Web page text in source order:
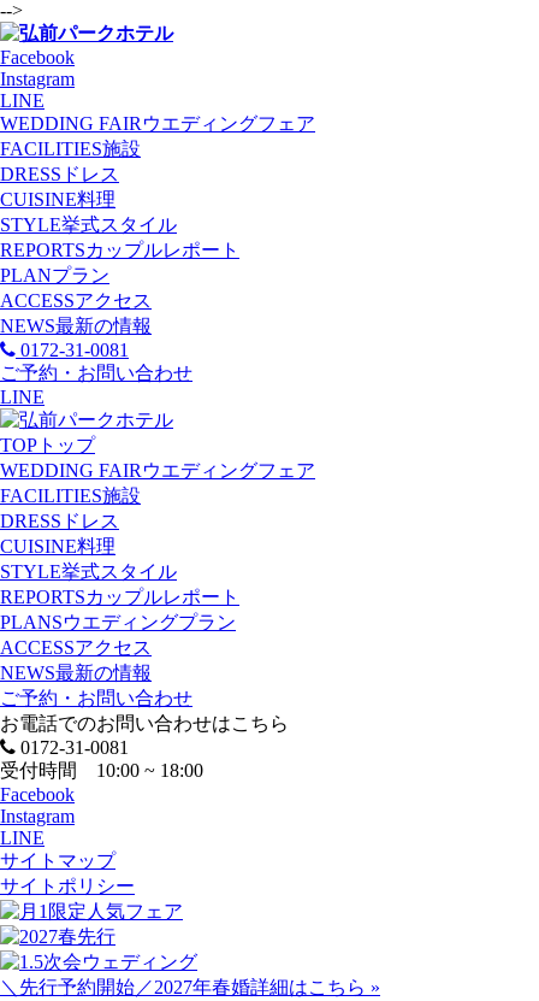
-->
Facebook
Instagram
LINE
WEDDING FAIR ウエディングフェア
FACILITIES施設
DRESS ドレス
CUISINE料理
STYLE挙式スタイル
REPORTSカップルレポート
PLANプラン
ACCESSアクセス
NEWS最新の情報
0172-31-0081
ご予約・お問い合わせ
LINE
TOP トップ
WEDDING FAIR ウエディングフェア
FACILITIES施設
DRESS ドレス
CUISINE料理
STYLE挙式スタイル
REPORTSカップルレポート
PLANSウエディングプラン
ACCESSアクセス
NEWS最新の情報
ご予約・お問い合わせ
お電話でのお問い合わせはこちら
0172-31-0081
受付時間 10:00 ~ 18:00
Facebook
Instagram
LINE
サイトマップ
サイトポリシー
＼先行予約開始／2027年春婚詳細はこちら »